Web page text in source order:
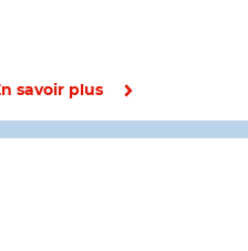
savoir plus